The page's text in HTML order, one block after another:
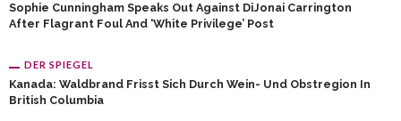
Sophie Cunningham Speaks Out Against DiJonai Carrington
After Flagrant Foul And ‘White Privilege’ Post
DER SPIEGEL
Kanada: Waldbrand Frisst Sich Durch Wein- Und Obstregion In
British Columbia